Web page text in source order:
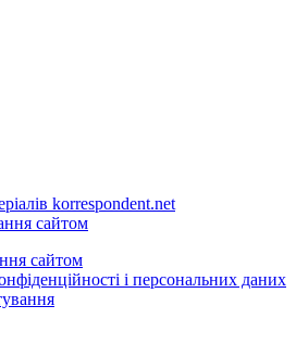
korrespondent.net
сайтом
сайтом
і персональних даних